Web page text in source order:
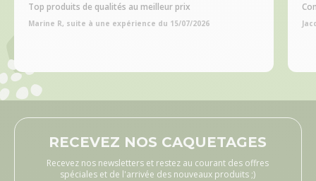
Top produits de qualités au meilleur prix
Marine R, suite à une expérience du 15/07/2026
RECEVEZ NOS CAQUETAGES
Recevez nos newsletters et restez au courant des offres
spéciales et de l'arrivée des nouveaux produits ;)